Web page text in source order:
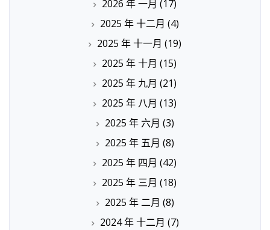
2026 年 一月 (17)
2025 年 十二月 (4)
2025 年 十一月 (19)
2025 年 十月 (15)
2025 年 九月 (21)
2025 年 八月 (13)
2025 年 六月 (3)
2025 年 五月 (8)
2025 年 四月 (42)
2025 年 三月 (18)
2025 年 二月 (8)
2024 年 十二月 (7)